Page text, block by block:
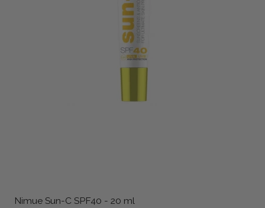
Nimue Sun-C SPF40 - 20 ml